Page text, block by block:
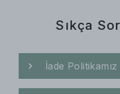
Sıkça
İade Politikamız